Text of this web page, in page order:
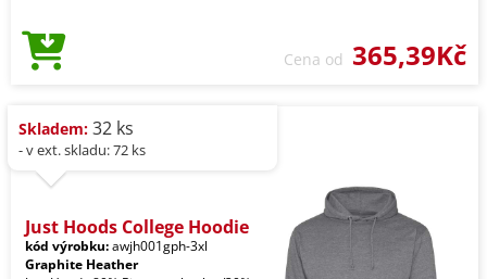
Cena od 365,39Kč
Skladem: 32 ks
- v ext. skladu: 72 ks
Just Hoods College Hoodie
kód výrobku:awjh001gph-3xl
Graphite Heather